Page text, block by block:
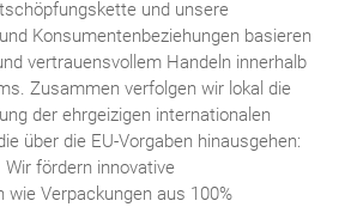
und unsere
Konsumentenbeziehungen basieren
vertrauensvollem Handeln innerhalb
Zusammen verfolgen wir lokal die
der ehrgeizigen internationalen
über die EU-Vorgaben hinausgehen:
Wir fördern innovative
wie Verpackungen aus 100%